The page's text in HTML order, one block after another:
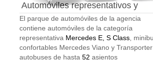
Automóviles representativos y
autobuses
El parque de automóviles de la agencia
contiene automóviles de la categoría
representativa Mercedes E, S Class ,
confortables Mercedes Viano y
autobuses de hasta 52 asientos